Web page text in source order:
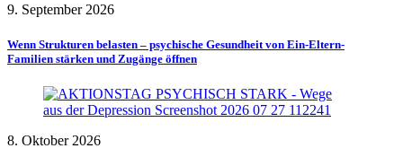
9. September 2026
Wenn Strukturen belasten – psychische Gesundheit von Ein-Eltern-
Familien stärken und Zugänge öffnen
8. Oktober 2026